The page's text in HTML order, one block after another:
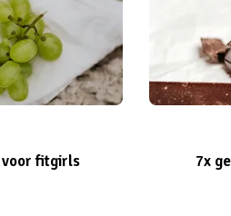
voor fitgirls 7x